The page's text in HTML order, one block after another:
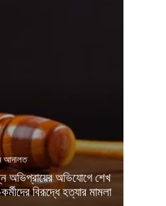
অভিপ্রায়ের অভিযোগে শেখ
বিরূদ্ধে হত্যার মামলা